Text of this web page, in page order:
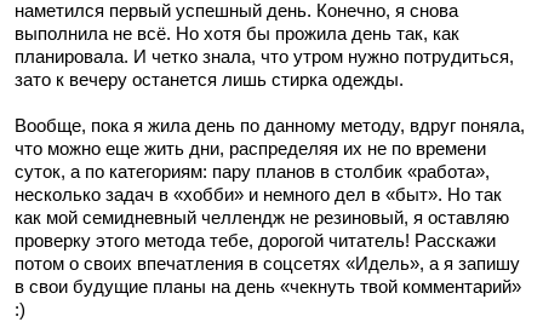
наметился первый успешный день. Конечно, я снова
выполнила не всё. Но хотя бы прожила день так, как
планировала. И четко знала, что утром нужно потрудиться,
зато к вечеру останется лишь стирка одежды.
Вообще, пока я жила день по данному методу, вдруг поняла,
что можно еще жить дни, распределяя их не по времени
суток, а по категориям: пару планов в столбик «работа»,
несколько задач в «хобби» и немного дел в «быт». Но так
как мой семидневный челлендж не резиновый, я оставляю
проверку этого метода тебе, дорогой читатель! Расскажи
потом о своих впечатления в соцсетях «Идель», а я запишу
в свои будущие планы на день «чекнуть твой комментарий»
:)